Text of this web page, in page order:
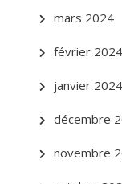
mars 2024
février 2024
janvier 2024
décembre
novembre